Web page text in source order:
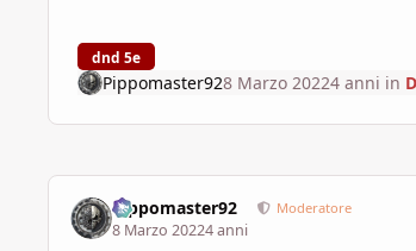
dnd 5e
Pippomaster928 Marzo 20224 anni in
Pippomaster92 Moderatore
8 Marzo 20224 anni